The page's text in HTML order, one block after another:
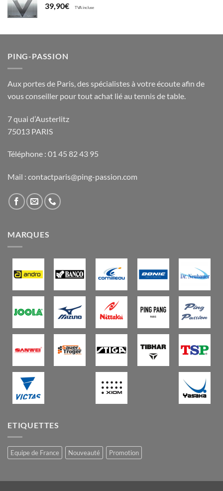
39,90€ TVA incluse
PING-PASSION
Aux portes de Paris, des spécialistes à votre écoute afin de
vous conseiller pour tout achat lié au tennis de table.
7 quai d’Austerlitz
75013 PARIS
Téléphone : 01 45 82 43 95
Mail : contactparis@ping-passion.com
MARQUES
ETIQUETTES
Equipe de France Nouveauté Promotion